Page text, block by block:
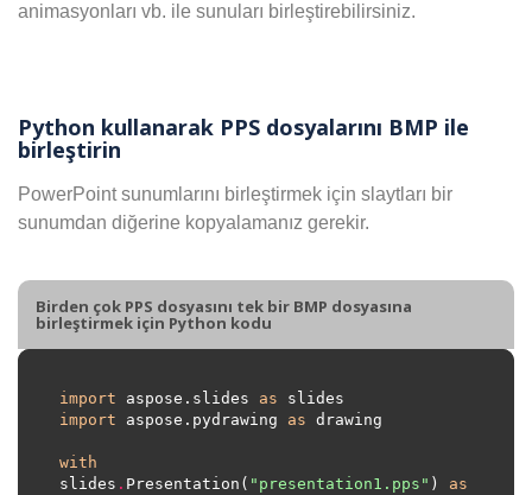
animasyonları vb. ile sunuları birleştirebilirsiniz.
Python kullanarak PPS dosyalarını BMP ile
birleştirin
PowerPoint sunumlarını birleştirmek için slaytları bir
sunumdan diğerine kopyalamanız gerekir.
Birden çok PPS dosyasını tek bir BMP dosyasına
birleştirmek için Python kodu
import aspose.slides as
import aspose.pydrawing as
with
slides . Presentation( "presentation1.pps" ) as